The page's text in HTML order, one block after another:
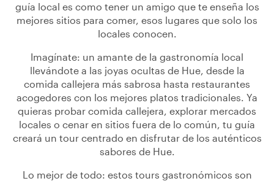
guía local es como tener un amigo que te enseña los
mejores sitios para comer, esos lugares que solo los
locales conocen.
Imagínate: un amante de la gastronomía local
llevándote a las joyas ocultas de Hue, desde la
comida callejera más sabrosa hasta restaurantes
acogedores con los mejores platos tradicionales. Ya
quieras probar comida callejera, explorar mercados
locales o cenar en sitios fuera de lo común, tu guía
creará un tour centrado en disfrutar de los auténticos
sabores de Hue.
Lo mejor de todo: estos tours gastronómicos son